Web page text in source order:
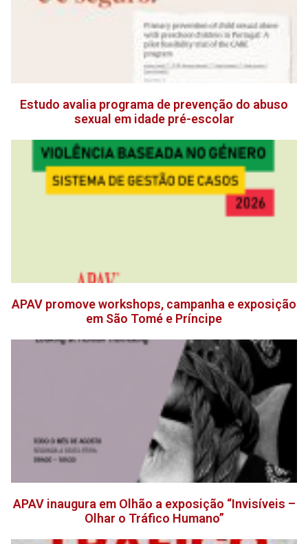
Estudo avalia programa de prevenção do abuso
sexual em idade pré-escolar
APAV promove workshops, campanha e exposição
em São Tomé e Príncipe
APAV inaugura em Olhão a exposição “Invisíveis –
Olhar o Tráfico Humano”